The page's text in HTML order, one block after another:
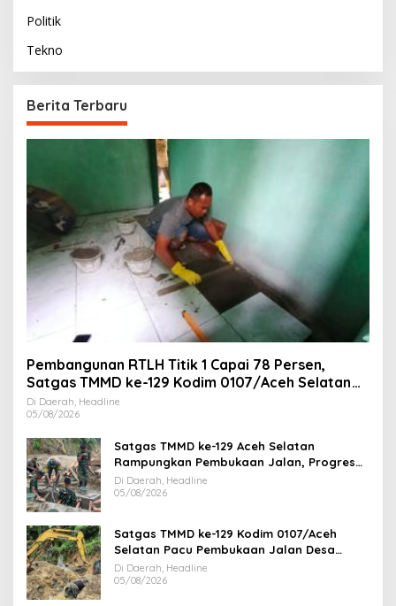
Politik
Tekno
Berita Terbaru
Pembangunan RTLH Titik 1 Capai 78 Persen,
Satgas TMMD ke-129 Kodim 0107/Aceh Selatan
Kebut Finishing
Di Daerah, Headline
05/08/2026
Satgas TMMD ke-129 Aceh Selatan
Rampungkan Pembukaan Jalan, Progres
Capai 78 Persen
Di Daerah, Headline
05/08/2026
Satgas TMMD ke-129 Kodim 0107/Aceh
Selatan Pacu Pembukaan Jalan Desa
Kemumu Sebrang
Di Daerah, Headline
05/08/2026